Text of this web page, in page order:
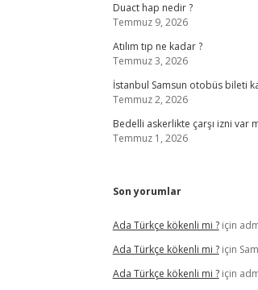
Duact hap nedir ?
Temmuz 9, 2026
Atılım tıp ne kadar ?
Temmuz 3, 2026
İstanbul Samsun otobüs bileti
Temmuz 2, 2026
Bedelli askerlikte çarşı izni var
Temmuz 1, 2026
Son yorumlar
Ada Türkçe kökenli mi ?için
Ada Türkçe kökenli mi ?için
Ada Türkçe kökenli mi ?için